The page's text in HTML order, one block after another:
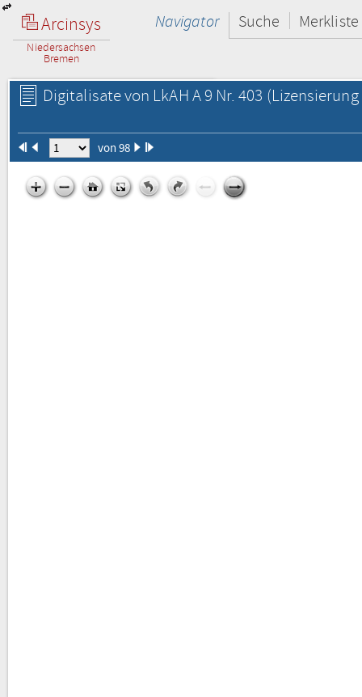
Arcinsys
Niedersachsen
Bremen
Navigator Suche Merkliste
Digitalisate von LkAH A 9 Nr. 403
von 98